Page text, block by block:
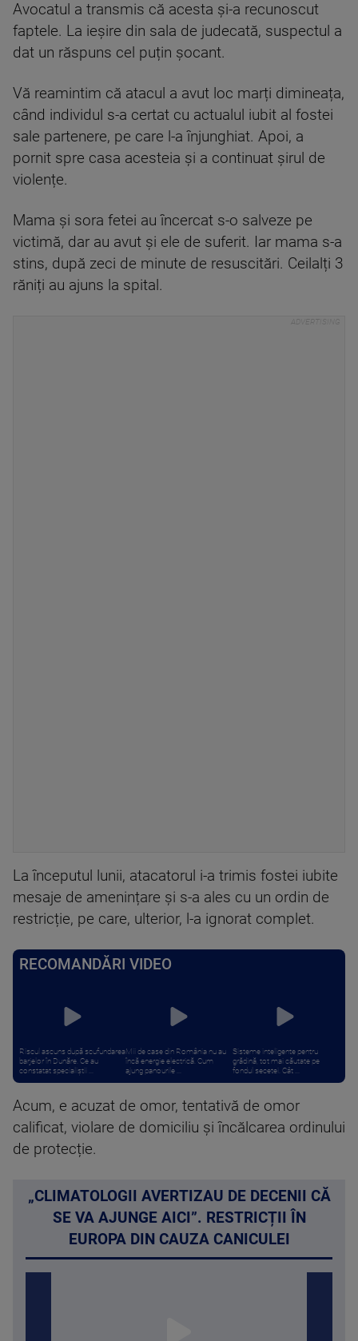
Avocatul a transmis că acesta și-a recunoscut
faptele. La ieșire din sala de judecată, suspectul a
dat un răspuns cel puțin șocant.
Vă reamintim că atacul a avut loc marți dimineața,
când individul s-a certat cu actualul iubit al fostei
sale partenere, pe care l-a înjunghiat. Apoi, a
pornit spre casa acesteia și a continuat șirul de
violențe.
Mama și sora fetei au încercat s-o salveze pe
victimă, dar au avut și ele de suferit. Iar mama s-a
stins, după zeci de minute de resuscitări. Ceilalți 3
răniți au ajuns la spital.
La începutul lunii, atacatorul i-a trimis fostei iubite
mesaje de amenințare și s-a ales cu un ordin de
restricție, pe care, ulterior, l-a ignorat complet.
RECOMANDĂRI VIDEO
Riscul ascuns după scufundarea
barjelor în Dunăre. Ce au
constatat specialiștii ...
Mii de case din România nu au
încă energie electrică. Cum
ajung panourile ...
Sisteme inteligente pentru
grădină, tot mai căutate pe
fondul secetei. Cât ...
Acum, e acuzat de omor, tentativă de omor
calificat, violare de domiciliu și încălcarea ordinului
de protecție.
„CLIMATOLOGII AVERTIZAU DE DECENII CĂ
SE VA AJUNGE AICI”. RESTRICȚII ÎN
EUROPA DIN CAUZA CANICULEI